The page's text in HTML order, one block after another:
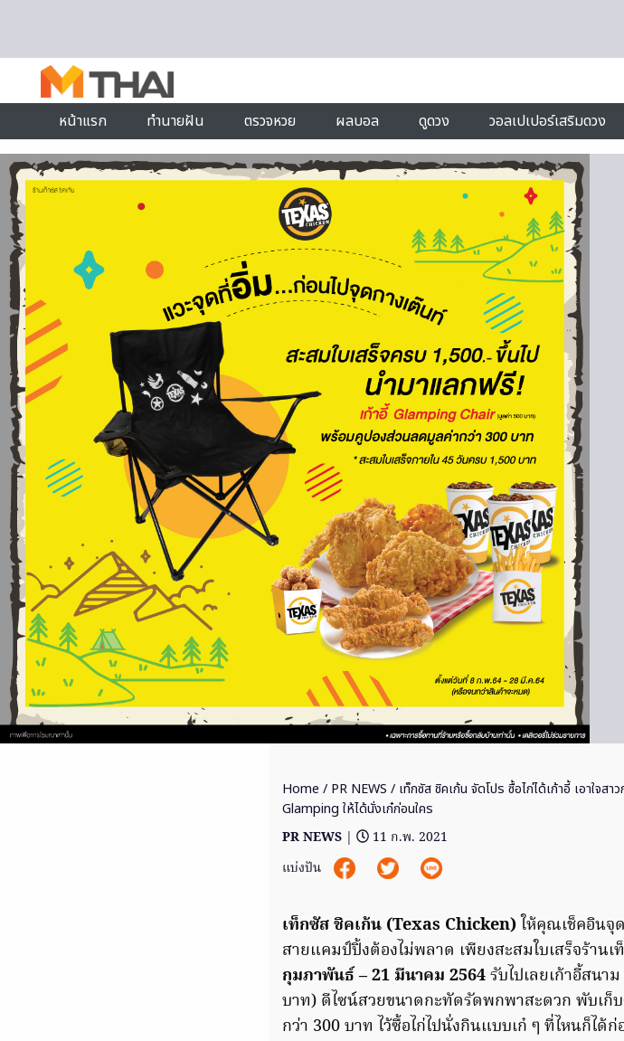
หน้าแรก
ทำนายฝัน ตรวจหวย ผลบอล ดูดวง วอลเปเปอร์เสริมดวง
Home / PR NEWS / เท็กซัส ชิคเก้น จัดโปร ซื้อไก่ได้เก้าอี้ เอาใจสา
Glamping ให้ได้นั่งเก๋ก่อนใคร
PR NEWS |
11 ก.พ. 2021
แบ่งปัน
เท็กซัส ชิคเก้น (Texas Chicken)ให้คุณเช็คอินจุ
สายแคมป์ปิ้งต้องไม่พลาด เพียงสะสมใบเสร็จร้าน
กุมภาพันธ์ – 21 มีนาคม 2564รับไปเลยเก้าอี้สน
บาท) ดีไซน์สวยขนาดกะทัดรัดพกพาสะดวก พับเก็
กว่า 300 บาท ไว้ซื้อไก่ไปนั่งกินแบบเก๋ ๆ ที่ไหนก็ได้ก่